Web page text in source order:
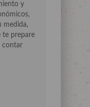
y
medida,
te prepare
contar